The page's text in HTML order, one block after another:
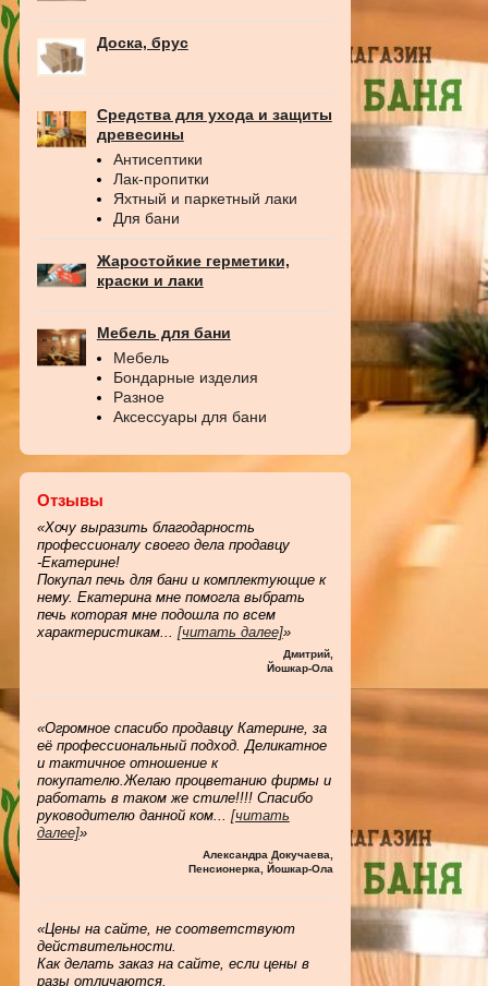
Доска, брус
Средства для ухода и защиты
древесины
Антисептики
Лак-пропитки
Яхтный и паркетный лаки
Для бани
Жаростойкие герметики,
краски и лаки
Мебель для бани
Мебель
Бондарные изделия
Разное
Аксессуары для бани
Отзывы
«Хочу выразить благодарность
профессионалу своего дела продавцу
-Екатерине!
Покупал печь для бани и комплектующие к
нему. Екатерина мне помогла выбрать
печь которая мне подошла по всем
характеристикам... [читать далее]»
Дмитрий,
Йошкар-Ола
«Огромное спасибо продавцу Катерине, за
её профессиональный подход. Деликатное
и тактичное отношение к
покупателю.Желаю процветанию фирмы и
работать в таком же стиле!!!! Спасибо
руководителю данной ком... [читать
далее]»
Александра Докучаева
Пенсионерка, Йошкар-Ола
«Цены на сайте, не соответствуют
действительности.
Как делать заказ на сайте, если цены в
разы отличаются.